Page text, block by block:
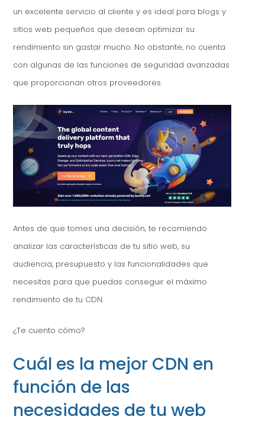
un excelente servicio al cliente y es ideal para blogs y
sitios web pequeños que desean optimizar su
rendimiento sin gastar mucho. No obstante, no cuenta
con algunas de las funciones de seguridad avanzadas
que proporcionan otros proveedores.
Antes de que tomes una decisión, te recomiendo
analizar las características de tu sitio web, su
audiencia, presupuesto y las funcionalidades que
necesitas para que puedas conseguir el máximo
rendimiento de tu CDN.
¿Te cuento cómo?
Cuál es la mejor CDN en
función de las
necesidades de tu web